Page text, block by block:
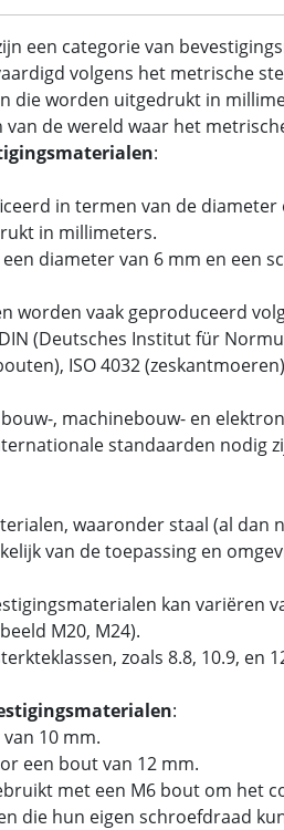
een categorie van
volgens het metrische
die worden uitgedrukt in
de wereld waar het
:
in termen van de
in millimeters.
diameter van 6 mm en een
worden vaak geproduceerd
(Deutsches Institut für
ISO 4032
, machinebouw- en
standaarden nodig
waaronder staal (al dan
van de toepassing en
kan variëren
M20, M24).
zoals 8.8, 10.9, en
:
10 mm.
een bout van 12 mm.
met een M6 bout om het
die hun eigen schroefdraad